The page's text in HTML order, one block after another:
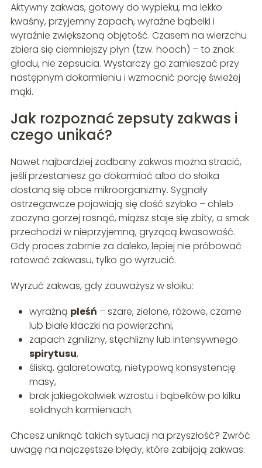
Aktywny zakwas, gotowy do wypieku, ma lekko
kwaśny, przyjemny zapach, wyraźne bąbelki i
wyraźnie zwiększoną objętość. Czasem na wierzchu
zbiera się ciemniejszy płyn (tzw. hooch) – to znak
głodu, nie zepsucia. Wystarczy go zamieszać przy
następnym dokarmieniu i wzmocnić porcję świeżej
mąki.
Jak rozpoznać zepsuty zakwas i
czego unikać?
Nawet najbardziej zadbany zakwas można stracić,
jeśli przestaniesz go dokarmiać albo do słoika
dostaną się obce mikroorganizmy. Sygnały
ostrzegawcze pojawiają się dość szybko – chleb
zaczyna gorzej rosnąć, miąższ staje się zbity, a smak
przechodzi w nieprzyjemną, gryzącą kwasowość.
Gdy proces zabrnie za daleko, lepiej nie próbować
ratować zakwasu, tylko go wyrzucić.
Wyrzuć zakwas, gdy zauważysz w słoiku:
wyraźną pleśń – szare, zielone, różowe, czarne
lub białe kłaczki na powierzchni,
zapach zgnilizny, stęchlizny lub intensywnego
spirytusu,
śliską, galaretowatą, nietypową konsystencję
masy,
brak jakiegokolwiek wzrostu i bąbelków po kilku
solidnych karmieniach.
Chcesz uniknąć takich sytuacji na przyszłość? Zwróć
uwagę na najczęstsze błędy, które zabijają zakwas: